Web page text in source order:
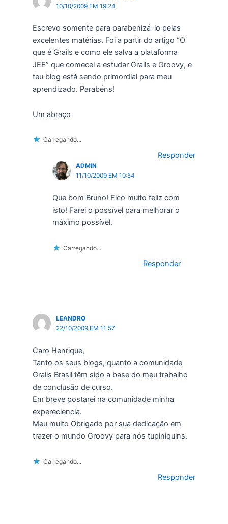
10/10/2009 EM 19:24
Escrevo somente para parabenizá-lo pelas
excelentes matérias. Foi a partir do artigo “O
que é Grails e como ele salva a plataforma
JEE” que comecei a estudar Grails e Groovy, e
teu blog está sendo primordial para meu
aprendizado. Parabéns!
Um abraço
Carregando...
Responder
ADMIN
11/10/2009 EM 10:54
Que bom Bruno! Fico muito feliz com
isto! Farei o possível para melhorar o
máximo possível.
Carregando...
Responder
LEANDRO
22/10/2009 EM 11:57
Caro Henrique,
Tanto os seus blogs, quanto a comunidade
Grails Brasil têm sido a base do meu trabalho
de conclusão de curso.
Em breve postarei na comunidade minha
expereciencia.
Meu muito Obrigado por sua dedicação em
trazer o mundo Groovy para nós tupiniquins.
Carregando...
Responder